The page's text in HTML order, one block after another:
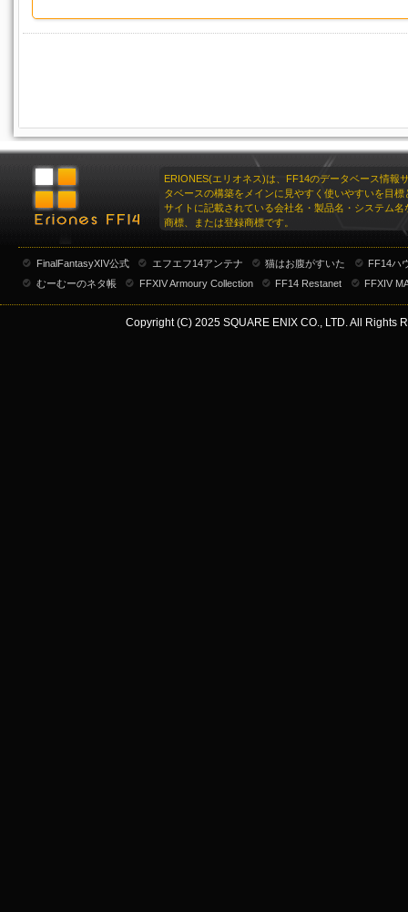
ERIONES(エリオネス)は、FF14のデータベース情報
タベースの構築をメインに見やすく使いやすいを目標
サイトに記載されている会社名・製品名・システム名
商標、または登録商標です。
FinalFantasyXIV公式 エフエフ14アンテナ 猫はお腹がすいた
FF14ハ
むーむーのネタ帳
FFXIV Armoury Collection FF14 Restanet FFXIV
Copyright (C) 2025 SQUARE ENIX CO., LTD. All Rights